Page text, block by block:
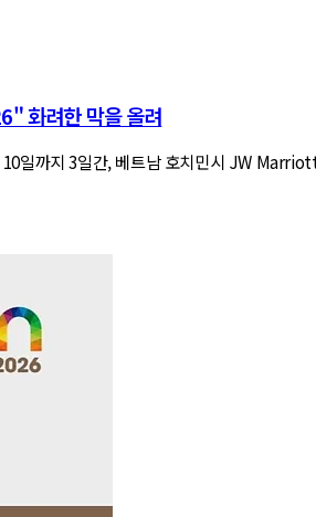
화려한 막을 올려
10일까지 3일간, 베트남 호치민시 JW